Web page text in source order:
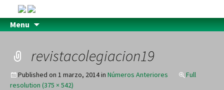
Menu
revistacolegiacion19
Published on 1 marzo, 2014in Números Anteriores
Full
resolution (375 × 542)